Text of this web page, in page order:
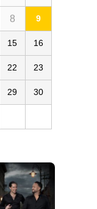
8 9
15 16
22 23
29 30